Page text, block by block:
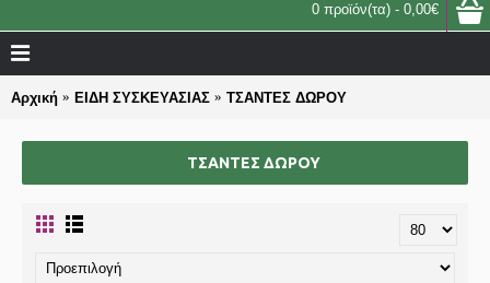
0 προϊόν(τα) - 0,00€
Αρχική ΕΙΔΗ ΣΥΣΚΕΥΑΣΙΑΣ ΤΣΑΝΤΕΣ ΔΩΡΟΥ
ΤΣΑΝΤΕΣ ΔΩΡΟΥ